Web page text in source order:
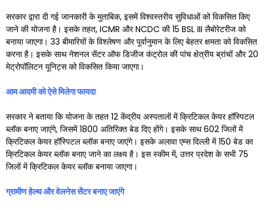
सरकार द्वारा दी गई जानकारी के मुताबिक, इसमें विश्वस्तरीय सुविधाओं को विकसित किए
जाने की योजना है। इसके तहत, ICMR और NCDC की 15 BSL III लैबोरेटरीज को
बनाया जाएगा। 33 बीमारियों के विश्लेषण और पूर्वानुमान के लिए बेहतर क्षमता को विकसित
करना है। इसके साथ नेशनल सेंटर ऑफ डिजीज कंट्रोल की पांच क्षेत्रीय ब्रांचों और 20
मेट्रोपॉलिटन यूनिट्स को विकसित किया जाएगा।
आम आदमी को ऐसे मिलेगा फायदा
सरकार ने बताया कि योजना के तहत 12 केंद्रीय अस्पतालों में क्रिटिकल केयर हॉस्पिटल
ब्लॉक बनाए जाएंगे, जिसमें 1800 अतिरिक्त बेड दिए होंगे। इसके साथ 602 जिलों में
क्रिटिकल केयर हॉस्पिटल ब्लॉक बनाए जाएंगे। इसके अलावा एम्स दिल्ली में 150 बेड का
क्रिटिकल केयर ब्लॉक बनाए जाने का लक्ष्य है। इस स्कीम में, उत्तर प्रदेश के सभी 75
जिलों में क्रिटिकल केयर ब्लॉक बनाया जाएगा।
ग्रामीण हेल्थ और वेलनेस सेंटर बनाए जाएंगे